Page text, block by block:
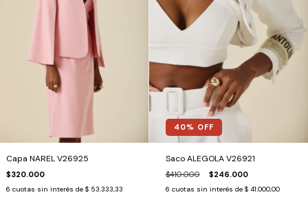
Capa NAREL V26925
$320.000
6 cuotas sin interés de $ 53.333,33
40% OFF
Saco ALEGOLA V26921
$410.000 $246.000
6 cuotas sin interés de $ 41.000,00